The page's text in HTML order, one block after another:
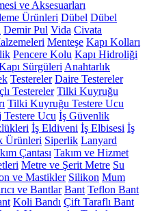
ve Aksesuarları
Ürünleri Dübel Dübel
Demir Pul Vida Civata
Menteşe Kapı Kolları
Pencere Kolu Kapı Hidroliği
Sürgüleri Anahtarlık
Testereler Daire Testereler
Testereler Tilki Kuyruğu
Tilki Kuyruğu Testere Ucu
Testere Ucu İş Güvenlik
İş Eldiveni İş Elbisesi İş
Ürünleri Siperlik Lanyard
Çantası Takım ve Hizmet
Metre ve Şerit Metre Su
ve Mastikler Silikon Mum
ve Bantlar Bant Teflon Bant
Koli Bandı Çift Taraflı Bant